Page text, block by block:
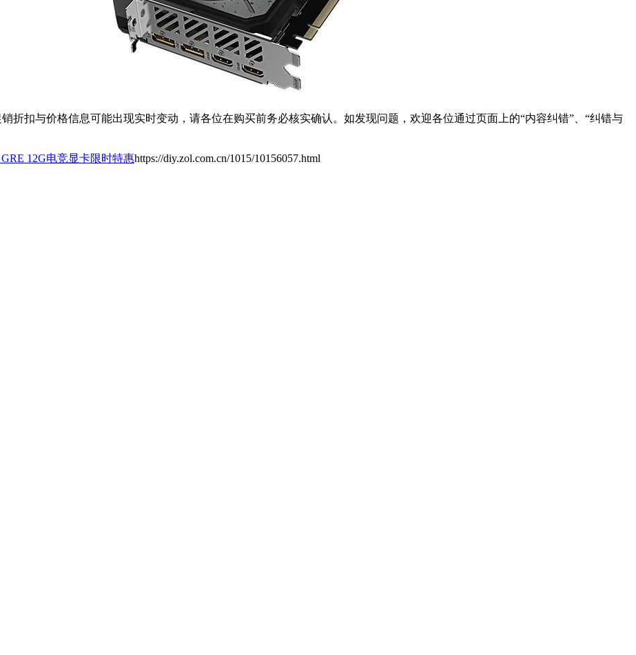
折扣与价格信息可能出现实时变动，请各位在购买前务必核实确认。如发现问题，欢迎各位通过页面上的“内容纠错”、“纠错与
12G电竞显卡限时特惠https://diy.zol.com.cn/1015/10156057.html